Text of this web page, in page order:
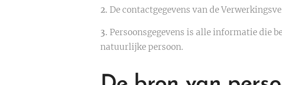
2. De contactgegevens van de
3. Persoonsgegevens is alle informatie die
natuurlijke persoon.